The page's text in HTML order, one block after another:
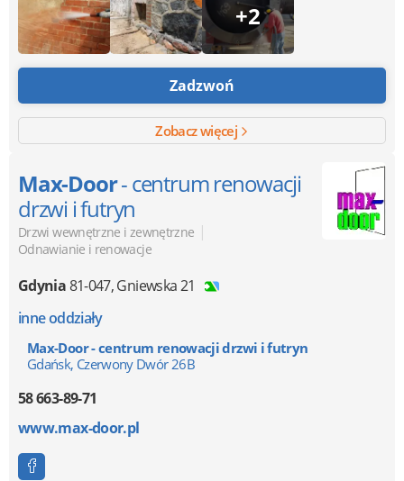
+2
Zadzwoń
Zobacz więcej
Max-Door- centrum renowacji
drzwi i futryn
Drzwi wewnętrzne i zewnętrzne |
Odnawianie i renowacje
Gdynia81-047,Gniewska 21
inne oddziały
Max-Door - centrum renowacji drzwi i futryn
Gdańsk, Czerwony Dwór 26B
58 663-89-71
www.max-door.pl